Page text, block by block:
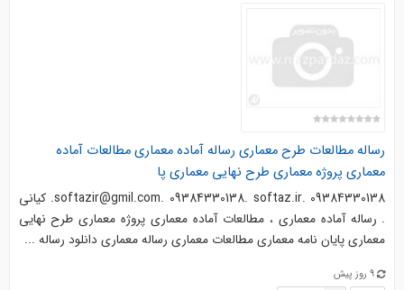
رساله مطالعات طرح معماری رساله آماده معماری مطالعات آماده
معماری پروژه معماری طرح نهایی معماری پا
softazir@gmil.com. 09384330138. softaz.ir. 09384330138. کیانی
. رساله آماده معماری ، مطالعات آماده معماری پروژه معماری طرح نهایی
معماری پایان نامه معماری مطالعات معماری رساله معماری دانلود رساله ...
9 روز پیش